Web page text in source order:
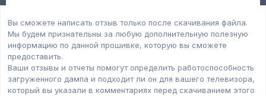
Вы сможете написать отзыв только после скачивания файла.
Мы будем признательны за любую дополнительную полезную
информацию по данной прошивке, которую вы сможете
предоставить.
Ваши отзывы и отчеты помогут определить работоспособность
загруженного дампa и подходит ли он для вашего телевизора,
который вы указали в комментариях перед скачиванием этого